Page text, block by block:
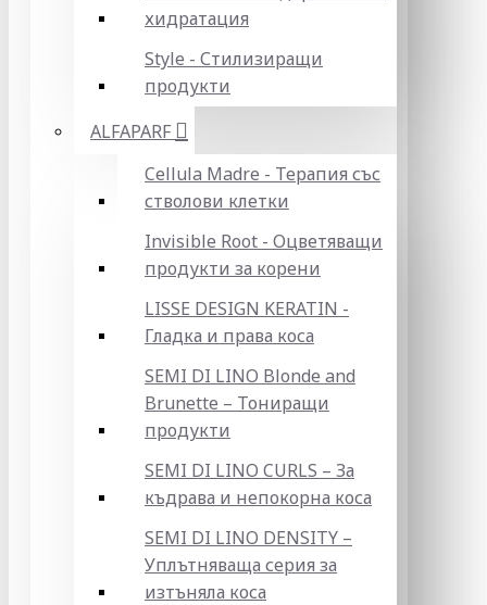
хидратация
Style - Стилизиращи
продукти
ALFAPARF
Cellula Madre - Терапия със
стволови клетки
Invisible Root - Оцветяващи
продукти за корени
LISSE DESIGN KERATIN -
Гладка и права коса
SEMI DI LINO Blonde and
Brunette – Тониращи
продукти
SEMI DI LINO CURLS – За
къдрава и непокорна коса
SEMI DI LINO DENSITY –
Уплътняваща серия за
изтъняла коса